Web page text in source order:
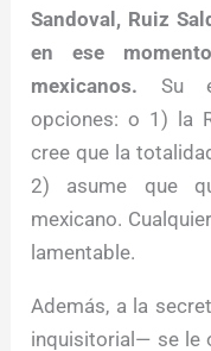
Sandoval, Ruiz
en ese
mexicanos. Su
opciones: o 1) la
cree que la
2) asume que
mexicano.
lamentable.
Además, a la
inquisitorial— se le